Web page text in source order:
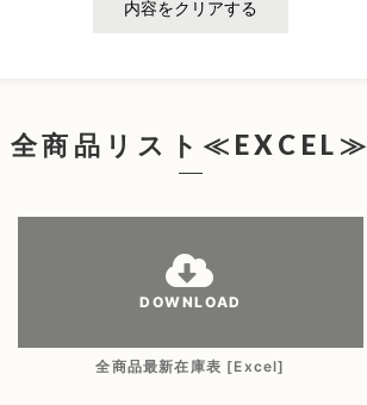
内容をクリアする
全商品リスト≪EXCEL≫
DOWNLOAD
全商品最新在庫表 [Excel]